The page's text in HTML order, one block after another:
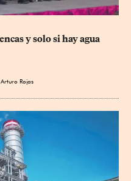
y solo si hay agua
Arturo Rojas